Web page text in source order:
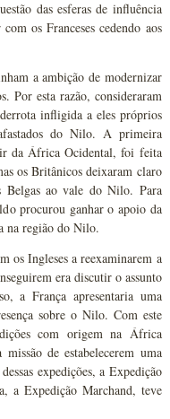
das esferas de influência
os Franceses cedendo aos
a ambição de modernizar
Por esta razão, consideraram
infligida a eles próprios
do Nilo. A primeira
da África Ocidental, foi feita
os Britânicos deixaram claro
Belgas ao vale do Nilo. Para
procurou ganhar o apoio da
na região do Nilo.
os Ingleses a reexaminarem a
era discutir o assunto
a França apresentaria uma
sobre o Nilo. Com este
com origem na África
de estabelecerem uma
expedições, a Expedição
a Expedição Marchand, teve